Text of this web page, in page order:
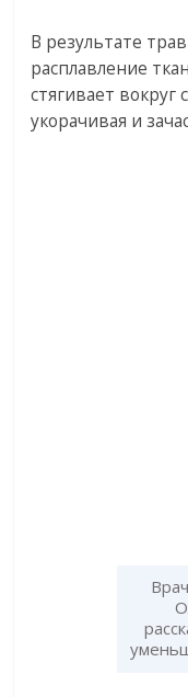
В результате
расплавление
стягивает вокруг
укорачивая и